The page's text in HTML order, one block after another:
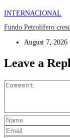
INTERNACIONAL
Fundo Petrolífero
August 7, 2026
Leave a